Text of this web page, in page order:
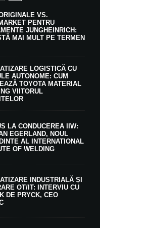
VS.
PENTRU
JUNGHEINRICH:
MAI MULT PE TERMEN
LOGISTICĂ CU
AUTONOME: CUM
TOYOTA MATERIAL
VIITORUL
LA CONDUCEREA IIW:
EGERLAND, NOUL
AL INTERNATIONAL
OF WELDING
INDUSTRIALĂ ȘI
OT/IT: INTERVIU CU
DE PRYCK, CEO